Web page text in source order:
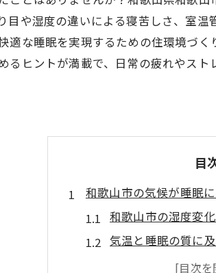
目や湿度の違いによる寝苦しさ、室
適な睡眠を実現するための住環境づ
るヒントが満載で、日常の疲れやス
目
和歌山市の気候が睡眠
和歌山市の湿度変
気温と睡眠の質に
和歌山市の天気が